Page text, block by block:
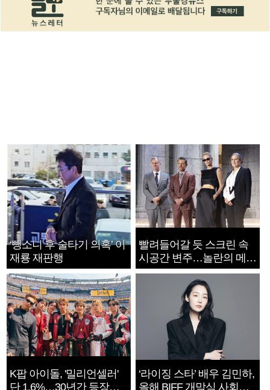
‘뺑소니 후 술타기 의혹’ 이
재룡 재판행
빨려들어갈 듯 스크린 속
시공간 변주…놀란의 메시
지는 ‘전쟁 속죄’
K팝 아이돌, '밀리언셀러'
단 1.6%…30년간 등장
‘라이징 스타’ 배우 김민하,
올해 BIFF 개막식 사회자